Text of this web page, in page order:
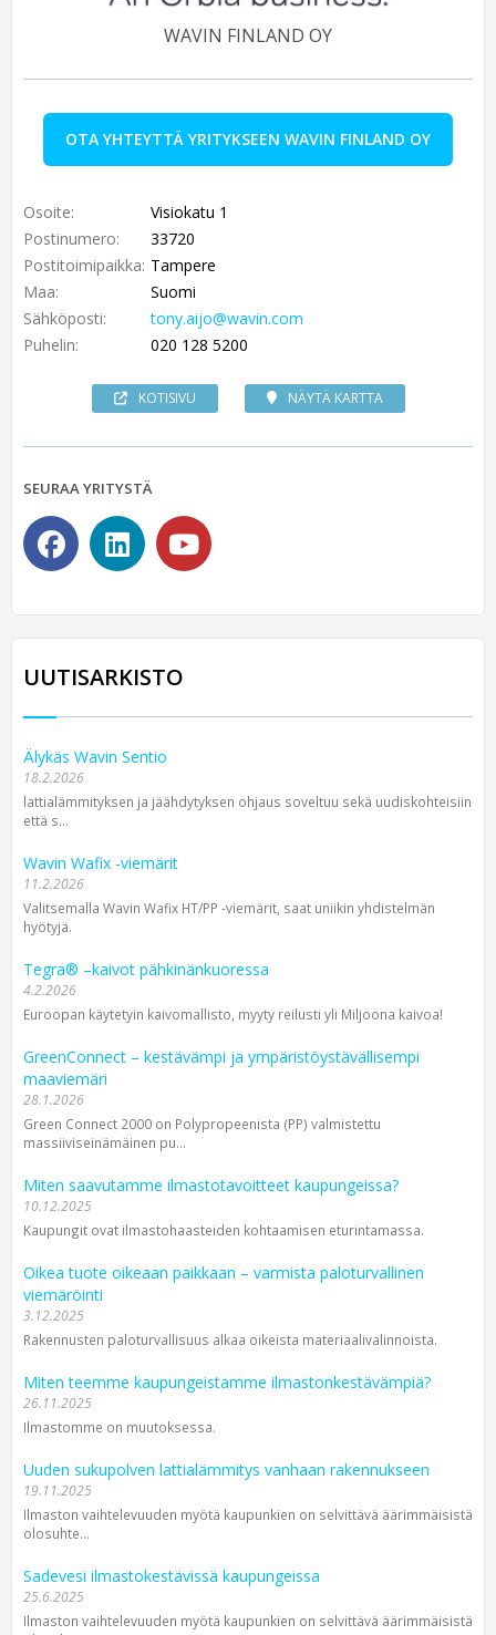
WAVIN FINLAND OY
OTA YHTEYTTÄ YRITYKSEEN WAVIN FINLAND OY
Osoite:
Visiokatu 1
Postinumero:
33720
Postitoimipaikka: Tampere
Maa:
Suomi
Sähköposti:
tony.aijo@wavin.com
Puhelin:
020 128 5200
KOTISIVU NÄYTÄ KARTTA
SEURAA YRITYSTÄ
UUTISARKISTO
Älykäs Wavin Sentio
18.2.2026
lattialämmityksen ja jäähdytyksen ohjaus soveltuu sekä uudiskohteisiin
että s...
Wavin Wafix -viemärit
11.2.2026
Valitsemalla Wavin Wafix HT/PP -viemärit, saat uniikin yhdistelmän
hyötyjä.
Tegra® –kaivot pähkinänkuoressa
4.2.2026
Euroopan käytetyin kaivomallisto, myyty reilusti yli Miljoona kaivoa!
GreenConnect – kestävämpi ja ympäristöystävällisempi
maaviemäri
28.1.2026
Green Connect 2000 on Polypropeenista (PP) valmistettu
massiiviseinämäinen pu...
Miten saavutamme ilmastotavoitteet kaupungeissa?
10.12.2025
Kaupungit ovat ilmastohaasteiden kohtaamisen eturintamassa.
Oikea tuote oikeaan paikkaan – varmista paloturvallinen
viemäröinti
3.12.2025
Rakennusten paloturvallisuus alkaa oikeista materiaalivalinnoista.
Miten teemme kaupungeistamme ilmastonkestävämpiä?
26.11.2025
Ilmastomme on muutoksessa.
Uuden sukupolven lattialämmitys vanhaan rakennukseen
19.11.2025
Ilmaston vaihtelevuuden myötä kaupunkien on selvittävä äärimmäisistä
olosuhte...
Sadevesi ilmastokestävissä kaupungeissa
25.6.2025
Ilmaston vaihtelevuuden myötä kaupunkien on selvittävä äärimmäisistä